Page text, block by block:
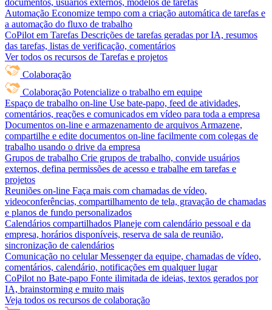
documentos, usuários externos, modelos de tarefas
Automação Economize tempo com a criação automática de tarefas e
a automação do fluxo de trabalho
CoPilot em Tarefas Descrições de tarefas geradas por IA, resumos
das tarefas, listas de verificação, comentários
Ver todos os recursos de Tarefas e projetos
Colaboração
Colaboração Potencialize o trabalho em equipe
Espaço de trabalho on-line Use bate-papo, feed de atividades,
comentários, reações e comunicados em vídeo para toda a empresa
Documentos on-line e armazenamento de arquivos Armazene,
compartilhe e edite documentos on-line facilmente com colegas de
trabalho usando o drive da empresa
Grupos de trabalho Crie grupos de trabalho, convide usuários
externos, defina permissões de acesso e trabalhe em tarefas e
projetos
Reuniões on-line Faça mais com chamadas de vídeo,
videoconferências, compartilhamento de tela, gravação de chamadas
e planos de fundo personalizados
Calendários compartilhados Planeje com calendário pessoal e da
empresa, horários disponíveis, reserva de sala de reunião,
sincronização de calendários
Comunicação no celular Messenger da equipe, chamadas de vídeo,
comentários, calendário, notificações em qualquer lugar
CoPilot no Bate-papo Fonte ilimitada de ideias, textos gerados por
IA, brainstorming e muito mais
Veja todos os recursos de colaboração